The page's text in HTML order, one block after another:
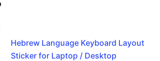
Hebrew Language Keyboard Layout
Sticker for Laptop / Desktop